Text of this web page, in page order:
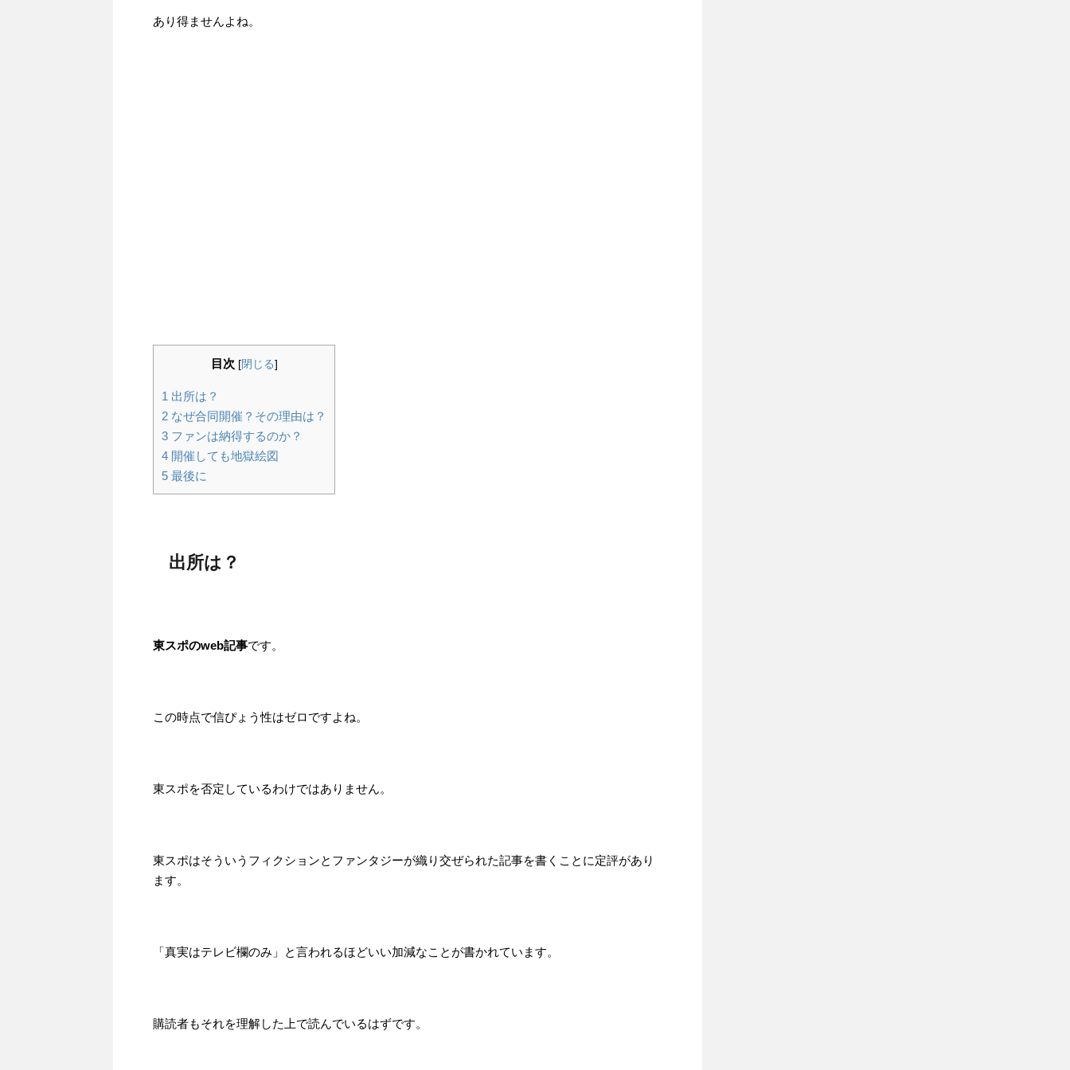
あり得ませんよね。
目次 [閉じる]
1 出所は？
2 なぜ合同開催？その理由は？
3 ファンは納得するのか？
4 開催しても地獄絵図
5 最後に
出所は？
東スポのweb記事です。
この時点で信ぴょう性はゼロですよね。
東スポを否定しているわけではありません。
東スポはそういうフィクションとファンタジーが織り交ぜられた記事を書くことに定評があり
ます。
「真実はテレビ欄のみ」と言われるほどいい加減なことが書かれています。
購読者もそれを理解した上で読んでいるはずです。